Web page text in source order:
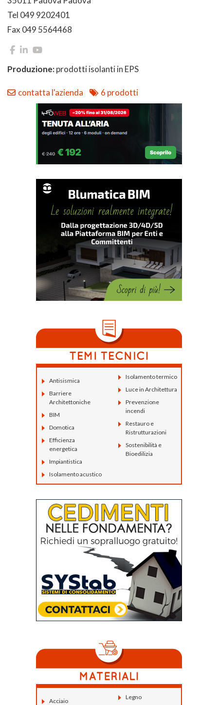
Tel 049 9202401
Fax 049 5564468
Produzione:prodotti isolanti in EPS
contatta l'azienda 6 prodotti
Antisismica
Barriere
Architettoniche
BIM
Domotica
Efficienza
energetica
Impiantistica
Isolamento acustico
Isolamento termico
Luce in Architettura
Prevenzione
incendi
Restauro e
Ristrutturazioni
Sostenibilità e
Bioedilizia
Acciaio
Legno